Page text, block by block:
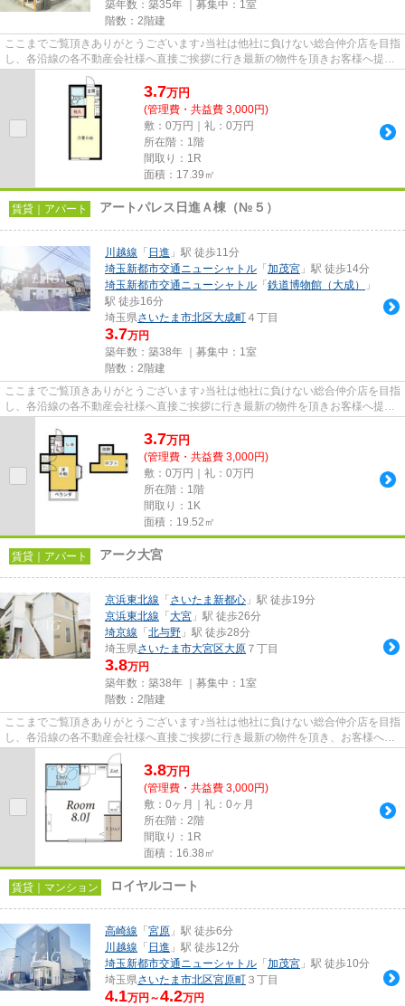
築年数：築35年 ｜募集中： 1室
階数：2階建
ここまでご覧頂きありがとうございます♪当社は他社に負けない総合仲介店を目指
し、各沿線の各不動産会社様へ直接ご挨拶に行き最新の物件を頂きお客様へ提供
しております！最新の情報は...
3.7万円
(管理費・共益費 3,000円)
敷：0万円｜礼：0万円
所在階：1階
間取り：1R
面積：17.39㎡
賃貸｜アパート アートパレス日進Ａ棟（№５）
川越線 「 日進 」駅 徒歩11分
埼玉新都市交通ニューシャトル 「 加茂宮 」駅 徒歩14分
埼玉新都市交通ニューシャトル 「 鉄道博物館（大成）
」
駅 徒歩16分
埼玉県さいたま市北区大成町 ４丁目
3.7万円
築年数：築38年 ｜募集中： 1室
階数：2階建
ここまでご覧頂きありがとうございます♪当社は他社に負けない総合仲介店を目指
し、各沿線の各不動産会社様へ直接ご挨拶に行き最新の物件を頂きお客様へ提供
3.7万円
(管理費・共益費 3,000円)
敷：0万円｜礼：0万円
所在階：1階
間取り：1K
面積：19.52㎡
賃貸｜アパート アーク大宮
京浜東北線 「 さいたま新都心 」駅 徒歩19分
京浜東北線 「 大宮 」駅 徒歩26分
埼京線 「 北与野 」駅 徒歩28分
埼玉県さいたま市大宮区大原 ７丁目
3.8万円
築年数：築38年 ｜募集中： 1室
階数：2階建
ここまでご覧頂きありがとうございます♪当社は他社に負けない総合仲介店を目指
し、各沿線の各不動産会社様へ直接ご挨拶に行き最新の物件を頂き、お客様へ提
供しております！最新の情報...
3.8万円
(管理費・共益費 3,000円)
敷：0ヶ月｜礼：0ヶ月
所在階：2階
間取り：1R
面積：16.38㎡
賃貸｜マンション ロイヤルコート
高崎線 「 宮原 」駅 徒歩6分
川越線 「 日進 」駅 徒歩12分
埼玉新都市交通ニューシャトル 「 加茂宮 」駅 徒歩10分
埼玉県さいたま市北区宮原町 ３丁目
4.1万円～4.2万円